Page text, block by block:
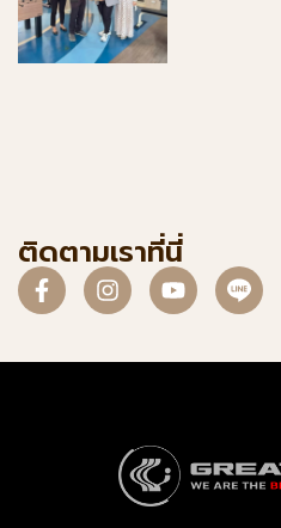
ติดตามเราที่นี่